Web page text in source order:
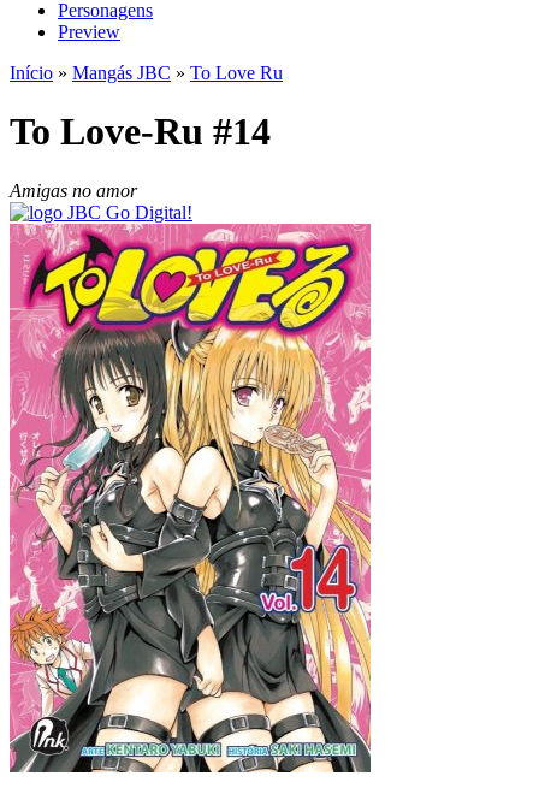
Personagens
Preview
Início » Mangás JBC » To Love Ru
To Love-Ru #14
Amigas no amor